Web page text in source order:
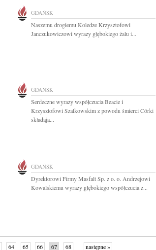
GDAŃSK
Naszemu drogiemu Koledze Krzysztofowi
Janczukowiczowi wyrazy głębokiego żalu i...
GDAŃSK
Serdeczne wyrazy współczucia Beacie i
Krzysztofowi Szalkowskim z powodu śmierci Córki
składają...
GDAŃSK
Dyrektorowi Firmy Masfalt Sp. z o. o. Andrzejowi
Kowalskiemu wyrazy głębokiego współczucia z...
64 65 66 67 68 następne »